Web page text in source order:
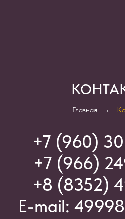
Главная →
+7 (960)
+7 (966)
+8 (8352)
E-mail: